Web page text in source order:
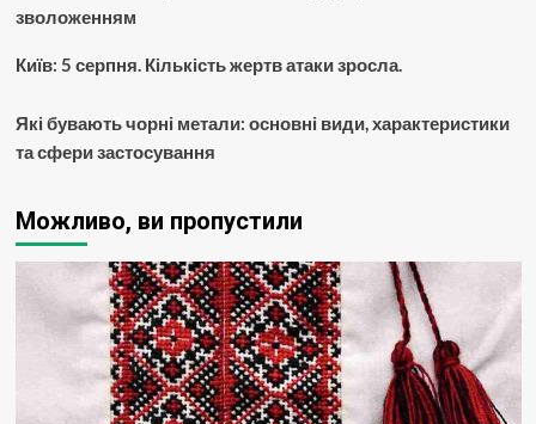
зволоженням
Київ: 5 серпня. Кількість жертв атаки зросла.
Які бувають чорні метали: основні види, характеристики
та сфери застосування
Можливо, ви пропустили